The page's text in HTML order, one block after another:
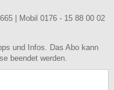
| Mobil 0176 - 15 88 00 02
und Infos. Das Abo kann
beendet werden.